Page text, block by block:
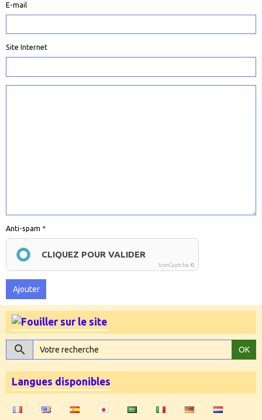
E-mail
Site Internet
Anti-spam
CLIQUEZ POUR VALIDER
IconCaptcha ©
Ajouter
OK
Langues disponibles